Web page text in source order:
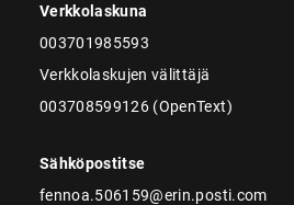
Verkkolaskuna
003701985593
Verkkolaskujen välittäjä
003708599126 (OpenText)
Sähköpostitse
fennoa.506159@erin.posti.com